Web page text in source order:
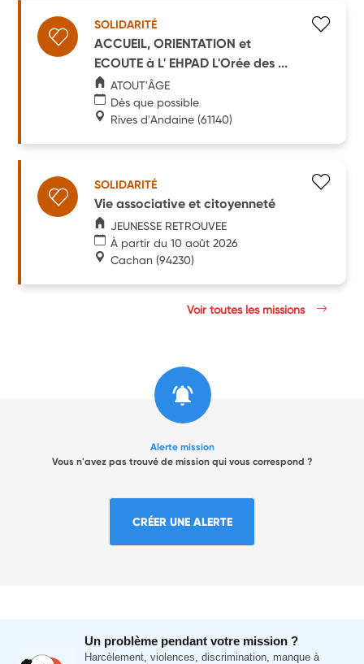
SOLIDARITÉ
ACCUEIL, ORIENTATION et
ECOUTE à L' EHPAD L'Orée des ...
ATOUT'ÂGE
Dès que possible
Rives d'Andaine (61140)
SOLIDARITÉ
Vie associative et citoyenneté
JEUNESSE RETROUVEE
À partir du 10 août 2026
Cachan (94230)
Voir toutes les missions
Alerte mission
Vous n'avez pas trouvé de mission qui vous correspond ?
CRÉER UNE ALERTE
Un problème pendant votre mission ?
Harcèlement, violences, discrimination, manque à